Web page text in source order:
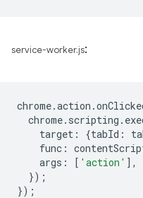
service-worker.js:
chrome.action .
chrome. scripting .
target : {tabId :
func :
args : [ 'action' ],
});
});